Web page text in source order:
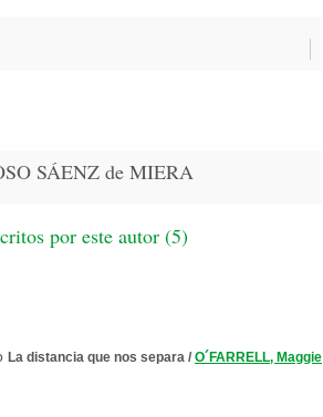
SÁENZ de MIERA
por este autor (5)
La distancia que nos separa / O´FARRELL, Maggie